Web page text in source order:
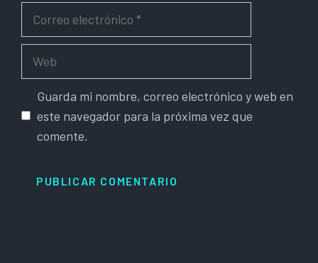
Guarda mi nombre, correo electrónico y web en
este navegador para la próxima vez que
comente.